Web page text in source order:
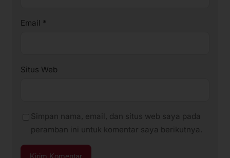
Email *
Situs Web
Simpan nama, email, dan situs web saya pada
peramban ini untuk komentar saya berikutnya.